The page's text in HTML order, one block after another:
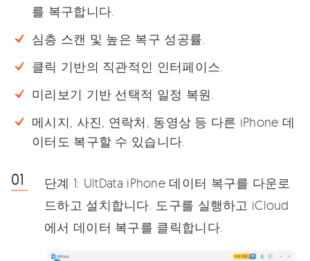
를 복구합니다.
심층 스캔 및 높은 복구 성공률.
클릭 기반의 직관적인 인터페이스.
미리보기 기반 선택적 일정 복원.
메시지, 사진, 연락처, 동영상 등 다른 iPhone 데
이터도 복구할 수 있습니다.
단계 1: UltData iPhone 데이터 복구를 다운로
드하고 설치합니다. 도구를 실행하고 iCloud
에서 데이터 복구를 클릭합니다.